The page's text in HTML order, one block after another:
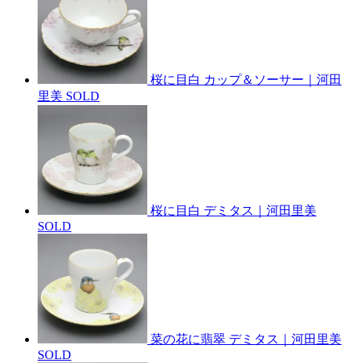
桜に目白 カップ＆ソーサー｜河田
里美 SOLD
桜に目白 デミタス｜河田里美
SOLD
菜の花に翡翠 デミタス｜河田里美
SOLD